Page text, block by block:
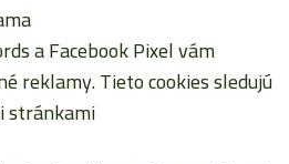
a Facebook Pixel vám
reklamy. Tieto cookies sledujú
stránkami